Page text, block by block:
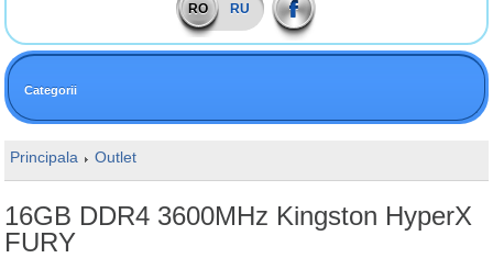
RO RU
Categorii
Principala Outlet
16GB DDR4 3600MHz Kingston HyperX
FURY